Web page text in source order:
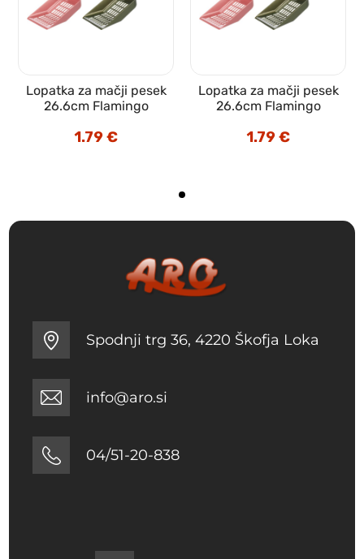
Lopatka za mačji pesek
26.6cm Flamingo
1.79€
Lopatka za mačji pesek
26.6cm Flamingo
1.79€
Spodnji trg 36, 4220 Škofja Loka
info@aro.si
04/51-20-838